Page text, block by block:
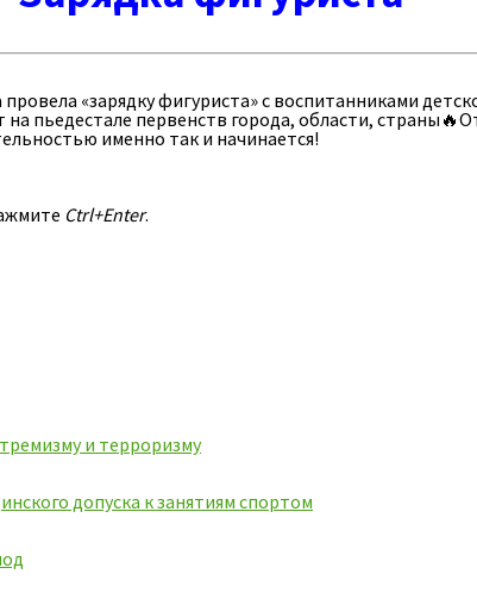
«зарядку фигуриста» с воспитанниками
пьедестале первенств города, области,
именно так и начинается!
Ctrl+Enter.
и терроризму
допуска к занятиям спортом